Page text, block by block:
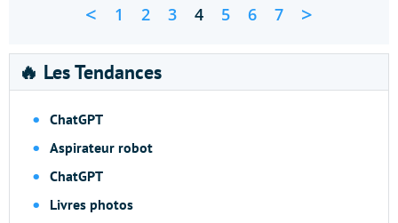
< 1 2 3 4 5 6 7 >
🔥 Les Tendances
ChatGPT
Aspirateur robot
ChatGPT
Livres photos